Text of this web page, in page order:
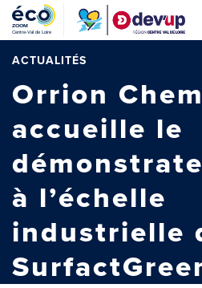
Aller
contenu
principal
ACTUALITÉS
Orrion
accueille le
à l’échelle
industrielle